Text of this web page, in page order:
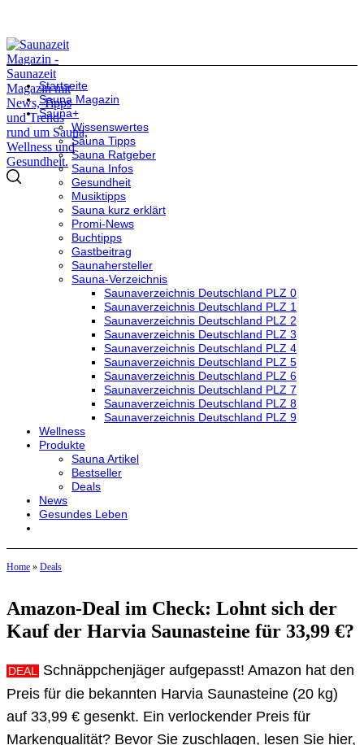
Startseite
Sauna Magazin
Sauna+
Wissenswertes
Sauna Tipps
Sauna Ratgeber
Sauna Infos
Gesundheit
Musiktipps
Sauna kurz erklärt
Promi-News
Buchtipps
Gastbeitrag
Saunahersteller
Sauna-Verzeichnis
Saunaverzeichnis Deutschland PLZ 0
Saunaverzeichnis Deutschland PLZ 1
Saunaverzeichnis Deutschland PLZ 2
Saunaverzeichnis Deutschland PLZ 3
Saunaverzeichnis Deutschland PLZ 4
Saunaverzeichnis Deutschland PLZ 5
Saunaverzeichnis Deutschland PLZ 6
Saunaverzeichnis Deutschland PLZ 7
Saunaverzeichnis Deutschland PLZ 8
Saunaverzeichnis Deutschland PLZ 9
Wellness
Produkte
Sauna Artikel
Bestseller
Deals
News
Gesundes Leben
Home » Deals
Amazon-Deal im Check: Lohnt sich der
Kauf der Harvia Saunasteine für 33,99 €?
DEAL
Schnäppchenjäger aufgepasst! Amazon hat den
Preis für die bekannten Harvia Saunasteine (20 kg)
auf 33,99 € gesenkt. Ein verlockender Preis für
Markenqualität? Bevor Sie zuschlagen, lesen Sie hier,